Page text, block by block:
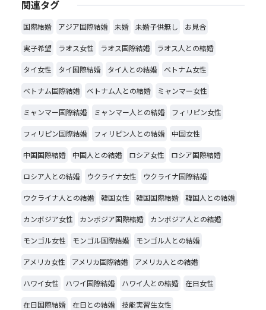
関連タグ
国際結婚 アジア国際結婚 未婚 未婚子供無し お見合
実子希望 ラオス女性 ラオス国際結婚 ラオス人との結婚
タイ女性 タイ国際結婚 タイ人との結婚 ベトナム女性
ベトナム国際結婚 ベトナム人との結婚 ミャンマー女性
ミャンマー国際結婚 ミャンマー人との結婚 フィリピン女性
フィリピン国際結婚 フィリピン人との結婚 中国女性
中国国際結婚 中国人との結婚 ロシア女性 ロシア国際結婚
ロシア人との結婚 ウクライナ女性 ウクライナ国際結婚
ウクライナ人との結婚 韓国女性 韓国国際結婚 韓国人との結婚
カンボジア女性 カンボジア国際結婚 カンボジア人との結婚
モンゴル女性 モンゴル国際結婚 モンゴル人との結婚
アメリカ女性 アメリカ国際結婚 アメリカ人との結婚
ハワイ女性 ハワイ国際結婚 ハワイ人との結婚 在日女性
在日国際結婚 在日との結婚 技能実習生女性